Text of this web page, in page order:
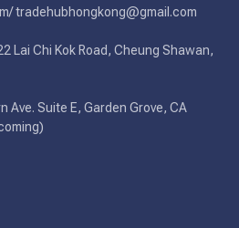
tradehubhongkong@gmail.com
Lai Chi Kok Road, Cheung Shawan,
Ave. Suite E, Garden Grove, CA